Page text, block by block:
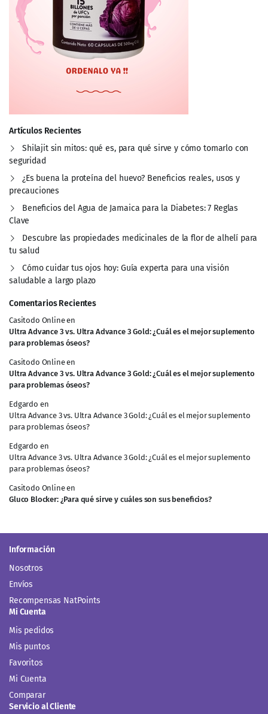
Artículos Recientes
Shilajit sin mitos: qué es, para qué sirve y cómo tomarlo con
seguridad
¿Es buena la proteína del huevo? Beneficios reales, usos y
precauciones
Beneficios del Agua de Jamaica para la Diabetes: 7 Reglas
Clave
Descubre las propiedades medicinales de la flor de alhelí para
tu salud
Cómo cuidar tus ojos hoy: Guía experta para una visión
saludable a largo plazo
Comentarios Recientes
Casitodo Onlineen
Ultra Advance 3 vs. Ultra Advance 3 Gold: ¿Cuál es el mejor suplemento
para problemas óseos?
Casitodo Onlineen
Ultra Advance 3 vs. Ultra Advance 3 Gold: ¿Cuál es el mejor suplemento
para problemas óseos?
Edgardo en
Ultra Advance 3 vs. Ultra Advance 3 Gold: ¿Cuál es el mejor suplemento
para problemas óseos?
Edgardo en
Ultra Advance 3 vs. Ultra Advance 3 Gold: ¿Cuál es el mejor suplemento
para problemas óseos?
Casitodo Onlineen
Gluco Blocker: ¿Para qué sirve y cuáles son sus beneficios?
Información
Nosotros
Envíos
Recompensas NatPoints
Mi Cuenta
Mis pedidos
Mis puntos
Favoritos
Mi Cuenta
Comparar
Servicio al Cliente